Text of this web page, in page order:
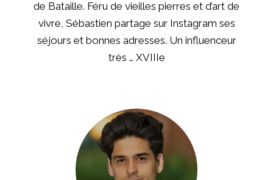
de Bataille. Féru de vieilles pierres et d’art de
vivre, Sébastien partage sur Instagram ses
séjours et bonnes adresses. Un influenceur
très … XVIIIe